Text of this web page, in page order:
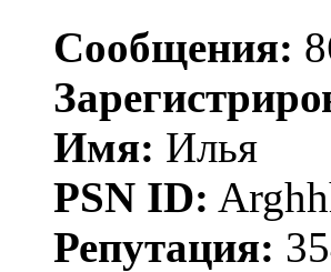
Сообщения:
Имя: Илья
PSN ID:
Репутация: